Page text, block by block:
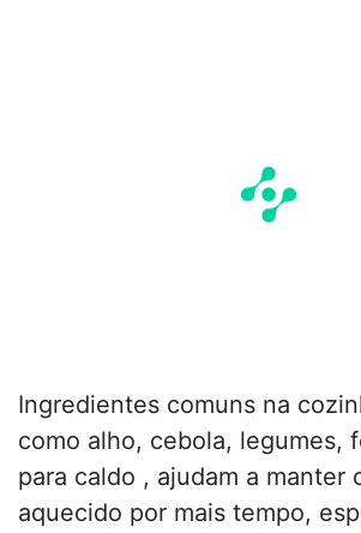
Ingredientes comuns na
como alho, cebola, legumes,
para caldo , ajudam a manter
aquecido por mais tempo,